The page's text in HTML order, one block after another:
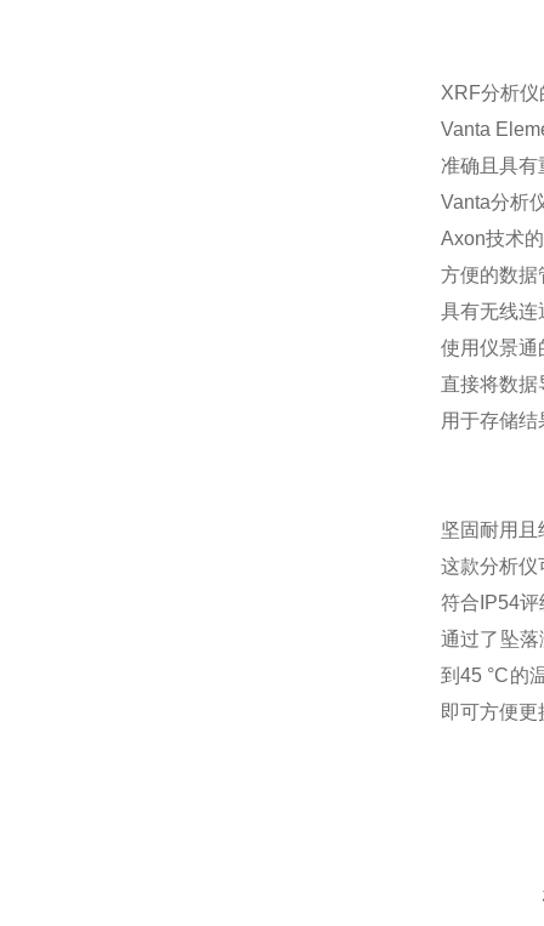
XRF分析仪
Vanta
准确且具有
Vanta分析
Axon技术
方便的数据
具有无线连
使用仪景通
直接将数
用于存储
坚固耐用
这款分析仪
符合IP54
通过了坠
到45 °C的
即可方便更